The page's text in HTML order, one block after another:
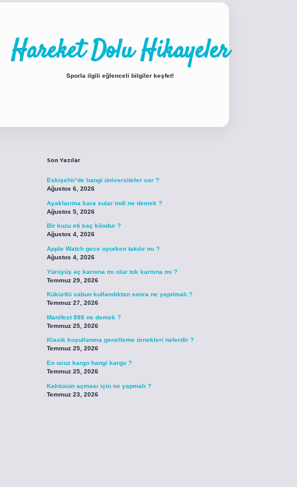
Hareket Dolu Hikayeler
Sporla ilgili eğlenceli bilgiler keşfet!
Son Yazılar
Eskişehir’de hangi üniversiteler var ?
Ağustos 6, 2026
Ayaklarıma kara sular indi ne demek ?
Ağustos 5, 2026
Bir kuzu eti kaç kilodur ?
Ağustos 4, 2026
Apple Watch gece uyurken takılır mı ?
Ağustos 4, 2026
Yürüyüş aç karnına mı olur tok karnına mı ?
Temmuz 29, 2026
Kükürtlü sabun kullandıktan sonra ne yapılmalı ?
Temmuz 27, 2026
Manifest 888 ne demek ?
Temmuz 25, 2026
Klasik koşullanma genelleme örnekleri nelerdir ?
Temmuz 25, 2026
En ucuz kargo hangi kargo ?
Temmuz 25, 2026
Kaktüsün açması için ne yapmalı ?
Temmuz 23, 2026